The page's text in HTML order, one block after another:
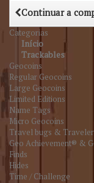
Continuar a
Categorias
Início
Trackables
Geocoins
Regular Geocoins
Large Geocoins
Limited Editions
Name Tags
Micro Geocoins
Travel bugs &
Geo Achievement® &
Finds
Hides
Time / Challenge